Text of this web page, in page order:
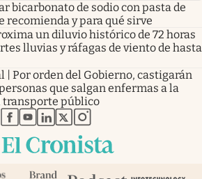
bicarbonato de sodio con pasta de
recomienda y para qué sirve
un diluvio histórico de 72 horas
lluvias y ráfagas de viento de hasta
| Por orden del Gobierno, castigarán
que salgan enfermas a la
transporte público
abre en nueva pestaña
abre en nueva pestaña
abre en nueva pestaña
abre en nueva pestaña
abre en nueva pestaña